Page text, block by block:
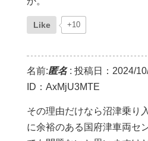
Like +10
名前:匿名: 投稿日：2024/
ID：AxMjU3MTE
その理由だけなら沼津乗り
に余裕のある国府津車両セ